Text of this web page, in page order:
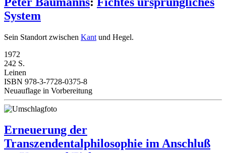
System
Sein Standort zwischen Kant und Hegel.
1972
242 S.
Leinen
ISBN 978-3-7728-0375-8
Neuauflage in Vorbereitung
Erneuerung der
Transzendentalphilosophie im Anschluß